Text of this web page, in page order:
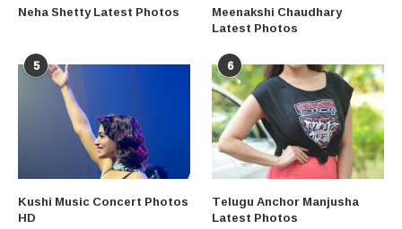
Neha Shetty Latest Photos Meenakshi Chaudhary
Latest Photos
5
Kushi Music Concert Photos
HD
6
Telugu Anchor Manjusha
Latest Photos